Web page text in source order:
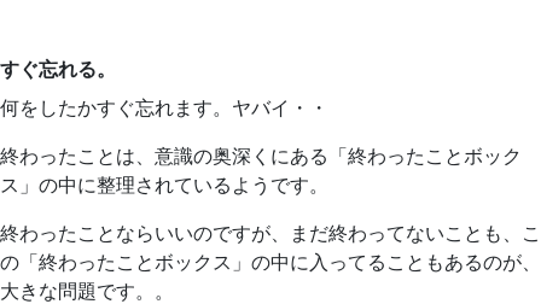
すぐ忘れる。
何をしたかすぐ忘れます。ヤバイ・・
終わったことは、意識の奥深くにある「終わったことボック
ス」の中に整理されているようです。
終わったことならいいのですが、まだ終わってないことも、こ
の「終わったことボックス」の中に入ってることもあるのが、
大きな問題です。。